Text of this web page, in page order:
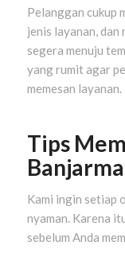
Pelanggan cukup
jenis layanan, dan
segera menuju
yang rumit agar
memesan layanan.
Tips
Kami ingin setiap
nyaman. Karena
sebelum Anda